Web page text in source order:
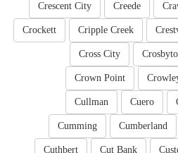
Creede
Crescent City
Cripple Creek
Crockett
Cross City
Crown Point
Cuero
Cullman
Cumberland
Cumming
Cut Bank
Cuthbert